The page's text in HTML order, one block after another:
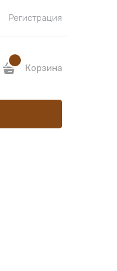
Регистрация
Корзина